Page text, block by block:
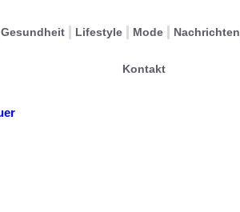
Gesundheit Lifestyle Mode Nachrichten
Kontakt